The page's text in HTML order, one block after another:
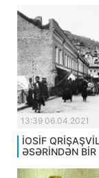
13:39 06.04.2021
İOSİF
ƏSƏRİNDƏN BİR